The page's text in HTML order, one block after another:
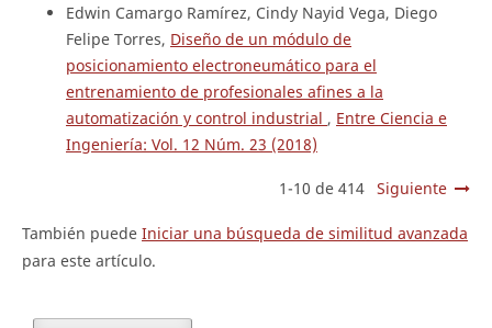
Edwin Camargo Ramírez, Cindy Nayid Vega, Diego
Felipe Torres, Diseño de un módulo de
posicionamiento electroneumático para el
entrenamiento de profesionales afines a la
automatización y control industrial , Entre Ciencia e
Ingeniería: Vol. 12 Núm. 23 (2018)
1-10 de 414 Siguiente
También puede Iniciar una búsqueda de similitud avanzada
para este artículo.